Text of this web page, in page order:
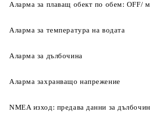
Аларма за плаващ обект по обем: OFF/
Аларма за температура на водата
Аларма за дълбочина
Аларма захранващо напрежение
NMEA изход: предава данни за